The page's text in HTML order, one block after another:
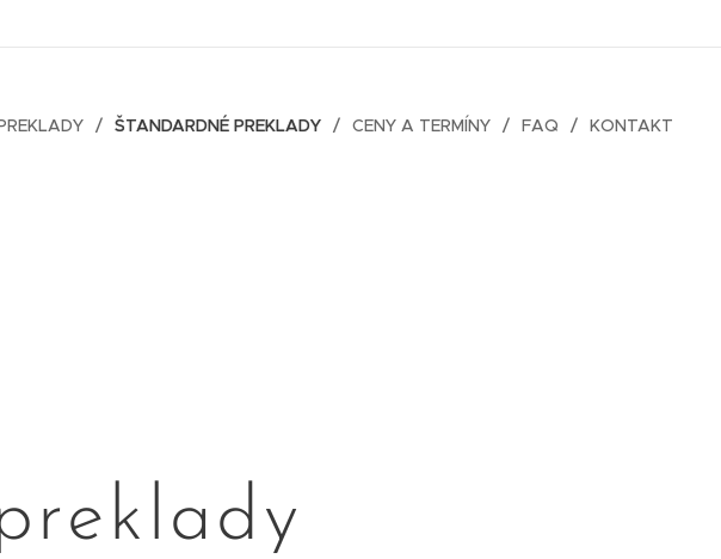
ŠTANDARDNÉ PREKLADY CENY A TERMÍNY FAQ KONTAKT